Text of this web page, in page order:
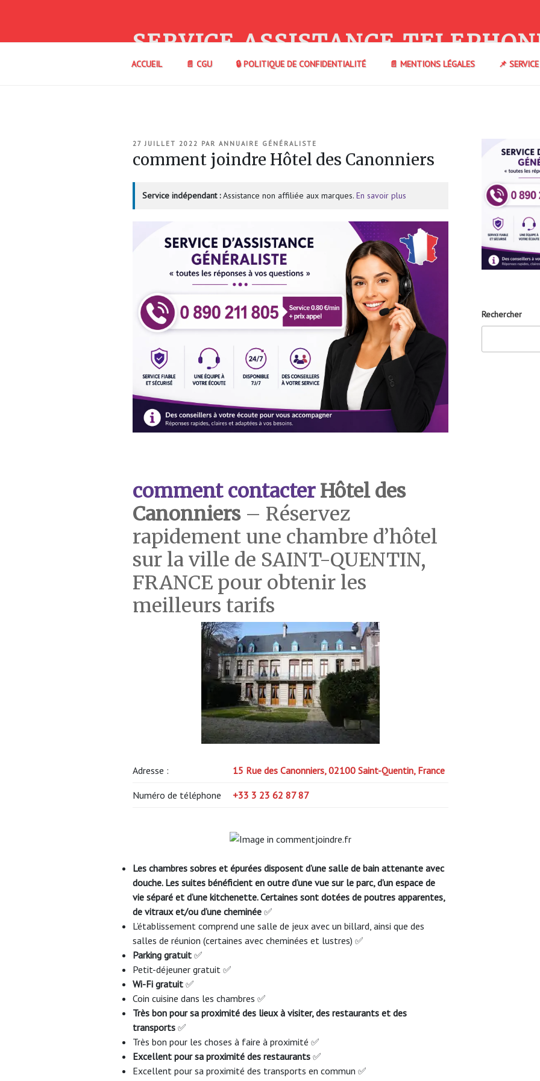
SERVICE ASSISTANCE
ACCUEIL 📄 CGU 🔒 POLITIQUE DE CONFIDENTIALITÉ 📄 MENTIONS LÉGALES 📌
PUBLIÉ
27 JUILLET 2022 PAR ANNUAIRE GÉNÉRALISTE
comment joindre Hôtel des Canonniers
Service indépendant :Assistance non affiliée aux marques. En savoir plus
comment contacterHôtel des
Canonniers– Réservez
rapidement une chambre d’hôtel
sur la ville de SAINT-QUENTIN,
FRANCE pour obtenir les
meilleurs tarifs
Adresse : 15 Rue des Canonniers, 02100 Saint-Quentin, France
Numéro de téléphone +33 3 23 62 87 87
Les chambres sobres et épurées disposent d’une salle de bain attenante avec
douche. Les suites bénéficient en outre d’une vue sur le parc, d’un espace de
vie séparé et d’une kitchenette. Certaines sont dotées de poutres apparentes,
de vitraux et/ou d’une cheminée ✅
L’établissement comprend une salle de jeux avec un billard, ainsi que des
salles de réunion (certaines avec cheminées et lustres) ✅
Parking gratuit ✅
Petit-déjeuner gratuit ✅
Wi-Fi gratuit ✅
Coin cuisine dans les chambres ✅
Très bon pour sa proximité des lieux à visiter, des restaurants et des
transports ✅
Très bon pour les choses à faire à proximité ✅
Excellent pour sa proximité des restaurants ✅
Excellent pour sa proximité des transports en commun ✅
Rechercher